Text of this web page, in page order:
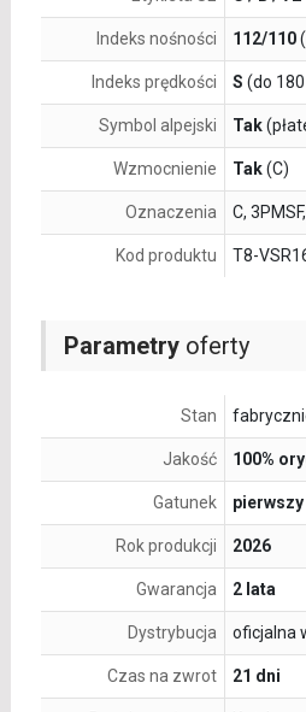
Parametryoferty
Stan
Jakość 100%
Gatunek pierwszy
Rok produkcji 2026
Gwarancja 2 lata
Dystrybucja oficjalna
Czas na zwrot 21 dni
Indeks nośności 112/110
Indeks prędkości S (do
Symbol alpejski Tak
Wzmocnienie Tak(C)
Oznaczenia C,
Kod produktu T8-